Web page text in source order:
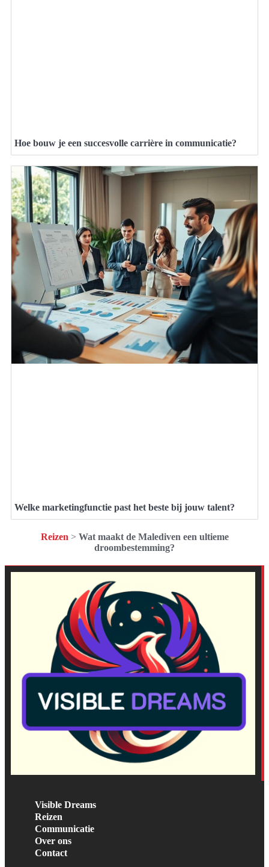
Hoe bouw je een succesvolle carrière in communicatie?
Welke marketingfunctie past het beste bij jouw talent?
Reizen > Wat maakt de Malediven een ultieme
droombestemming?
Visible Dreams
Reizen
Communicatie
Over ons
Contact